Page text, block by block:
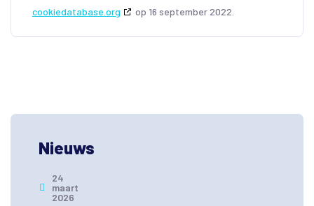
cookiedatabase.org op 16 september 2022.
Nieuws
24
maart
2026